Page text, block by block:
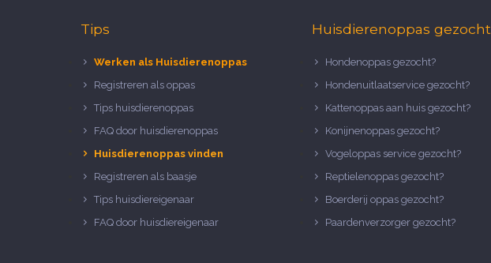
Tips
Werken als Huisdierenoppas
Registreren als oppas
Tips huisdierenoppas
FAQ door huisdierenoppas
Huisdierenoppas vinden
Registreren als baasje
Tips huisdiereigenaar
FAQ door huisdiereigenaar
Huisdierenoppas gezocht
Hondenoppas gezocht?
Hondenuitlaatservice gezocht?
Kattenoppas aan huis gezocht?
Konijnenoppas gezocht?
Vogeloppas service gezocht?
Reptielenoppas gezocht?
Boerderij oppas gezocht?
Paardenverzorger gezocht?